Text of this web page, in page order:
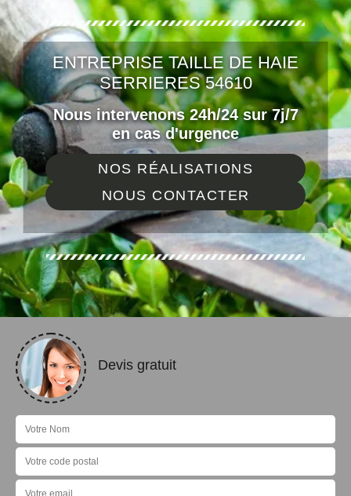
ENTREPRISE TAILLE DE HAIE
SERRIERES 54610
Nous intervenons 24h/24 sur 7j/7
en cas d'urgence
NOS RÉALISATIONS
NOUS CONTACTER
Devis gratuit